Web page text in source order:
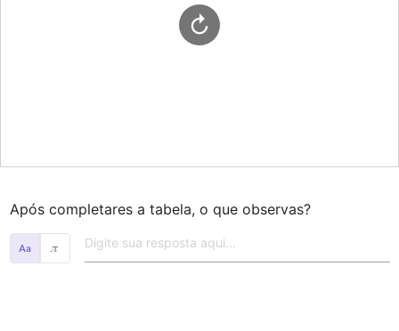
Após completares a tabela, o que observas?
𝜋